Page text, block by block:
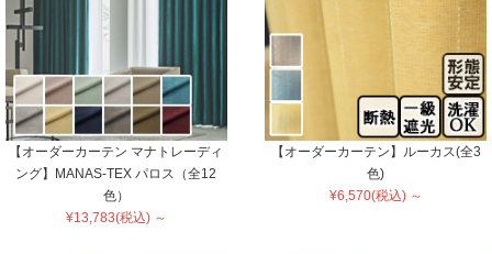
【オーダーカーテン マナトレーディ
ング】MANAS-TEX パロス（全12
色）
¥13,783(税込) ～
【オーダーカーテン】ルーカス(全3
色)
¥6,570(税込) ～